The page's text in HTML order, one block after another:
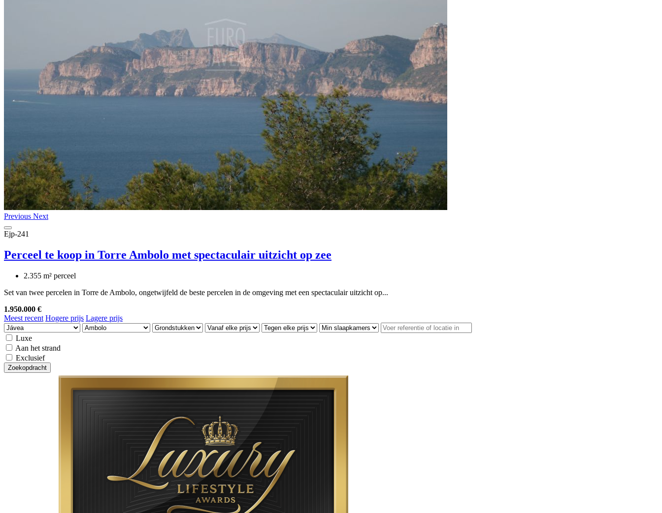
Previous Next
Ejp-241
Perceel te koop in Torre Ambolo met spectaculair uitzicht op zee
2.355 m² perceel
Set van twee percelen in Torre de Ambolo, ongetwijfeld de beste percelen in de omgeving met een spectaculair uitzicht op...
1.950.000 €
Meest recent Hogere prijs Lagere prijs
Luxe
Aan het strand
Exclusief
Zoekopdracht